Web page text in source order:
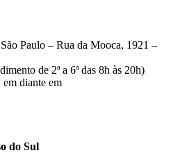
Paulo – Rua da Mooca, 1921 –
de 2ª a 6ª das 8h às 20h)
diante em
do Sul